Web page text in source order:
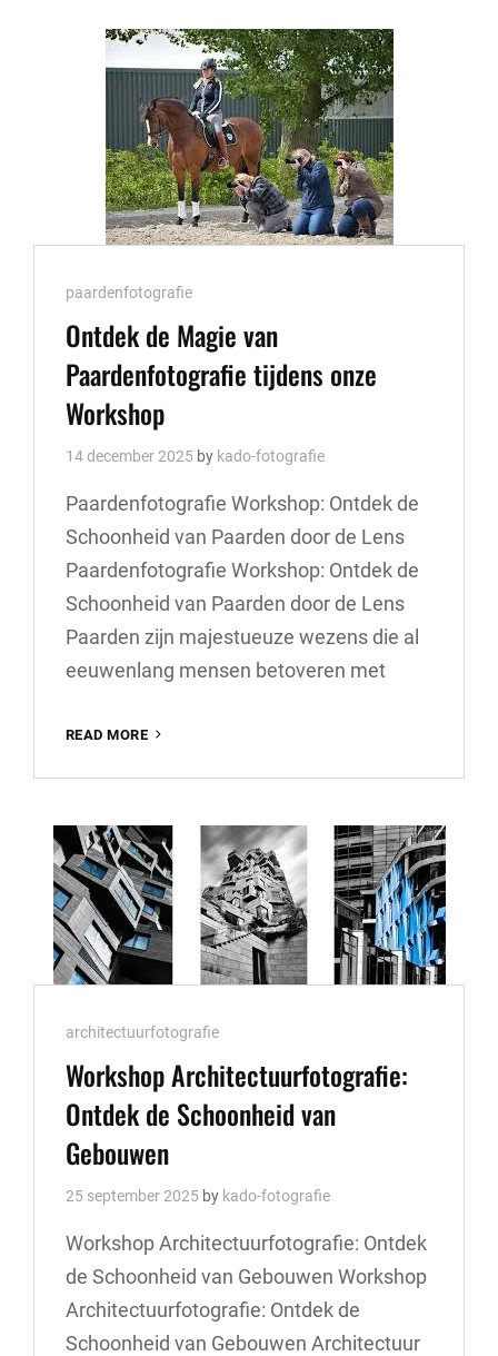
MOBIELE
TELEFOON:
ONTDEK
DE
MAGIE
VAN
MOBIELE
BEELDEN
Cat
Links
paardenfotografie
Ontdek de Magie van
Paardenfotografie tijdens onze
Workshop
14 december 2025 by kado-fotografie
Paardenfotografie Workshop: Ontdek de
Schoonheid van Paarden door de Lens
Paardenfotografie Workshop: Ontdek de
Schoonheid van Paarden door de Lens
Paarden zijn majestueuze wezens die al
eeuwenlang mensen betoveren met
READ MORE
MAGIE
PAARDENFOTOGRAFIE
TIJDENS
ONZE
WORKSHOP
Cat
Links
architectuurfotografie
Workshop Architectuurfotografie:
Ontdek de Schoonheid van
Gebouwen
25 september 2025 by kado-fotografie
Workshop Architectuurfotografie: Ontdek
de Schoonheid van Gebouwen Workshop
Architectuurfotografie: Ontdek de
Schoonheid van Gebouwen Architectuur